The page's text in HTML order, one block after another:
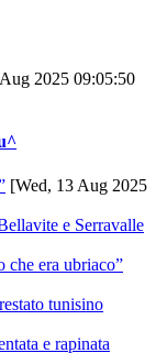
2025 09:05:50
[Wed, 13 Aug 2025
e Serravalle
che era ubriaco”
tunisino
e rapinata